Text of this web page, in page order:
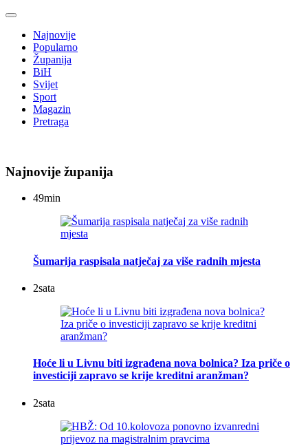
Najnovije
Popularno
Županija
BiH
Svijet
Sport
Magazin
Pretraga
Najnovije županija
49min
Šumarija raspisala natječaj za više radnih mjesta
2sata
Hoće li u Livnu biti izgrađena nova bolnica? Iza priče o
investiciji zapravo se krije kreditni aranžman?
2sata